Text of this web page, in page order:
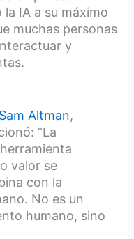
IA a su máximo
muchas personas
y
Sam Altman,
“La
valor se
con la
No es un
humano, sino